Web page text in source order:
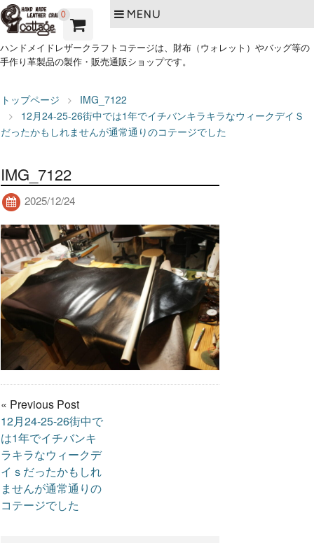
0 MENU
ハンドメイドレザークラフトコテージは、財布（ウォレット）やバッグ等の
手作り革製品の製作・販売通販ショップです。
トップページ
IMG_7122
12月24-25-26街中では1年でイチバンキラキラなウィークデイＳ
だったかもしれませんが通常通りのコテージでした
IMG_7122
2025/12/24
« Previous Post
12月24-25-26街中で
は1年でイチバンキ
ラキラなウィークデ
イｓだったかもしれ
ませんが通常通りの
コテージでした